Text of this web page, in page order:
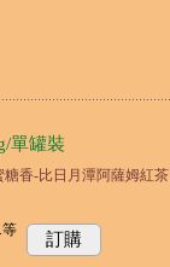
單罐裝
香-比日月潭阿薩姆紅茶
等 訂購